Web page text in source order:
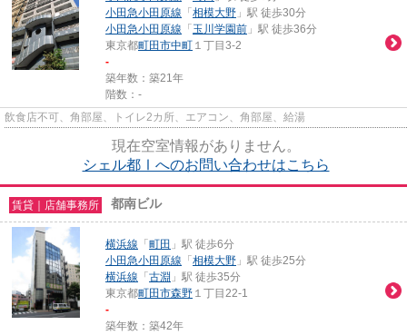
小田急小田原線 「 相模大野 」駅 徒歩30分
小田急小田原線 「 玉川学園前 」駅 徒歩36分
東京都町田市中町 １丁目3-2
-
築年数：築21年
階数：-
飲食店不可、角部屋、トイレ2カ所、エアコン、角部屋、給湯
現在空室情報がありません。
シェル都Ⅰへのお問い合わせはこちら
賃貸｜店舗事務所 都南ビル
横浜線 「 町田 」駅 徒歩6分
小田急小田原線 「 相模大野 」駅 徒歩25分
横浜線 「 古淵 」駅 徒歩35分
東京都町田市森野 １丁目22-1
-
築年数：築42年